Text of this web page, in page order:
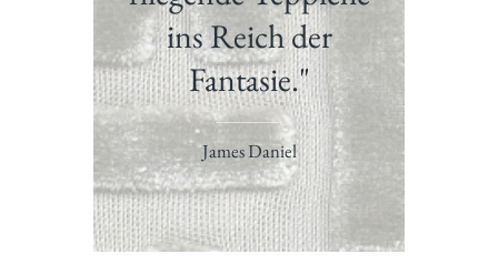
ins Reich der
Fantasie."
James Daniel